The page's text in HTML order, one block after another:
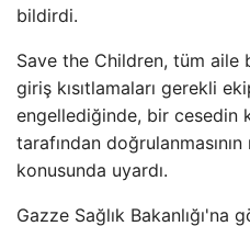
bildirdi.
Save the Children, tüm
giriş kısıtlamaları gerekli
engellediğinde, bir cesedin
tarafından
konusunda uyardı.
Gazze Sağlık Bakanlığı'na